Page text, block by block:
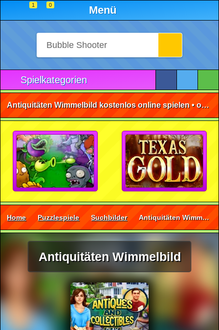
1 0 Menü
Spielkategorien
Antiquitäten Wimmelbild kostenlos online spielen • ohne Anmeldung 🕹️
Home Puzzlespiele Suchbilder Antiquitäten Wimmelbild
Antiquitäten Wimmelbild